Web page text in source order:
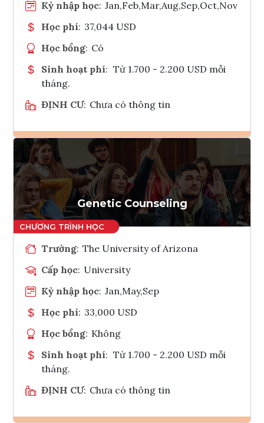
Kỳ nhập học: Jan,Feb,Mar,Aug,Sep,Oct,Nov
Học phí: 37,044 USD
Học bổng: Có
Sinh hoạt phí: Từ 1.700 - 2.200 USD mỗi
tháng.
ĐỊNH CƯ: Chưa có thông tin
Ghi danh
Tham vấn Interlink
Genetic Counseling
Trường: The University of Arizona
Cấp học: University
Kỳ nhập học: Jan,May,Sep
Học phí: 33,000 USD
Học bổng: Không
Sinh hoạt phí: Từ 1.700 - 2.200 USD mỗi
tháng.
ĐỊNH CƯ: Chưa có thông tin